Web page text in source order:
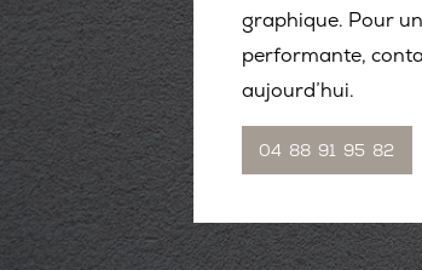
graphique. Pour
performante,
aujourd’hui.
04 88 91 95 82